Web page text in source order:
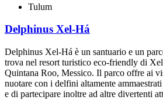
Tulum
Delphinus Xel-Há
Delphinus Xel-Há è un santuario e un
trova nel resort turistico eco-friendly di
Quintana Roo, Messico. Il parco offre ai
nuotare con i delfini altamente
e di partecipare inoltre ad altre divertenti